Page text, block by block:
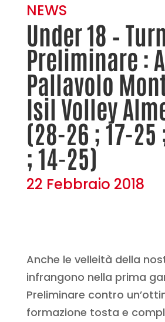
NEWS
Under 18 –
Preliminare :
Pallavolo
Isil Volley
(28-26 ; 17-25
; 14-25)
22 Febbraio 2018
Anche le velleità della
infrangono nella prima
Preliminare contro
formazione tosta e